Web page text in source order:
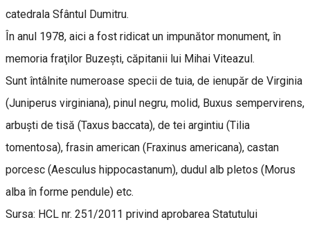
catedrala Sfântul Dumitru.
În anul 1978, aici a fost ridicat un impunător monument, în
memoria fraţilor Buzeşti, căpitanii lui Mihai Viteazul.
Sunt întâlnite numeroase specii de tuia, de ienupăr de Virginia
(Juniperus virginiana), pinul negru, molid, Buxus sempervirens,
arbuşti de tisă (Taxus baccata), de tei argintiu (Tilia
tomentosa), frasin american (Fraxinus americana), castan
porcesc (Aesculus hippocastanum), dudul alb pletos (Morus
alba în forme pendule) etc.
Sursa: HCL nr. 251/2011 privind aprobarea Statutului